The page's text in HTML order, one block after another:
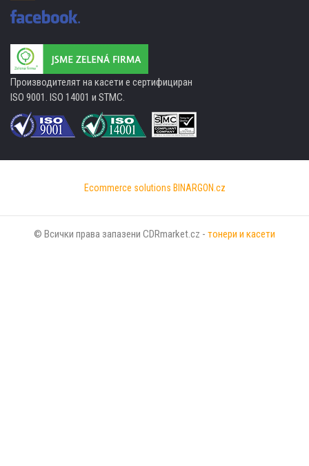
Производителят на касети е сертифициран
ISO 9001. ISO 14001 и STMC.
Ecommerce solutions BINARGON.cz
© Всички права запазени CDRmarket.cz - тонери и касети